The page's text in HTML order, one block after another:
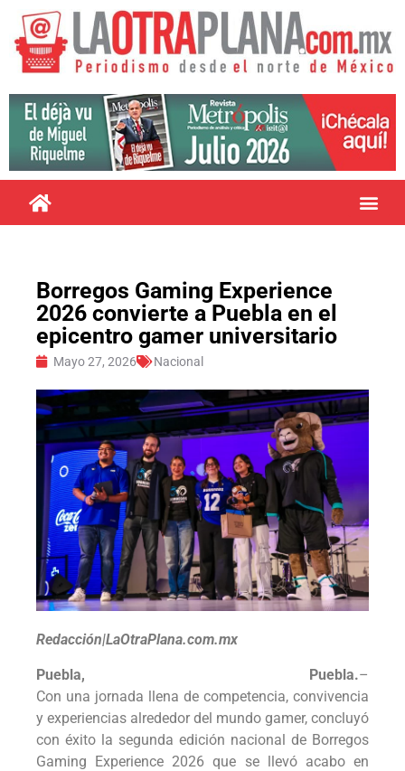
Borregos Gaming Experience
2026 convierte a Puebla en el
epicentro gamer universitario
Mayo 27, 2026 Nacional
Redacción|LaOtraPlana.com.mx
Puebla, Puebla.–
Con una jornada llena de competencia, convivencia
y experiencias alrededor del mundo gamer, concluyó
con éxito la segunda edición nacional de Borregos
Gaming Experience 2026 que se llevó acabo en